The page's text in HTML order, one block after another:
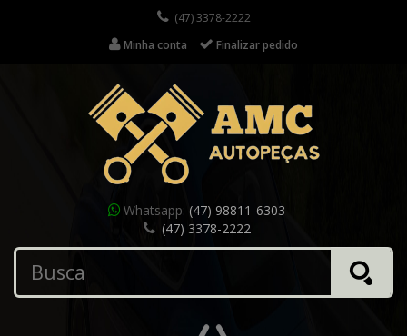
(47) 3378-2222
Minha conta
Finalizar pedido
Whatsapp: (47) 98811-6303
(47) 3378-2222